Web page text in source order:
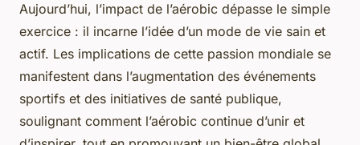
Aujourd’hui, l’impact de l’aérobic dépasse le simple
exercice : il incarne l’idée d’un mode de vie sain et
actif. Les implications de cette passion mondiale se
manifestent dans l’augmentation des événements
sportifs et des initiatives de santé publique,
soulignant comment l’aérobic continue d’unir et